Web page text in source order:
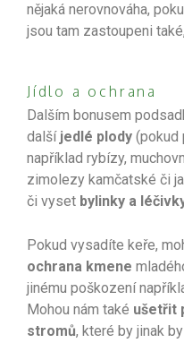
nějaká nerovnováha,
jsou tam zastoupeni
Jídlo a ochrana
Dalším bonusem
další jedlé plody (pokud
například rybízy,
zimolezy kamčatské či
či vyset bylinky a
Pokud vysadíte keře,
ochrana kmene
jinému poškození
Mohou nám také ušetřit
stromů, které by jinak